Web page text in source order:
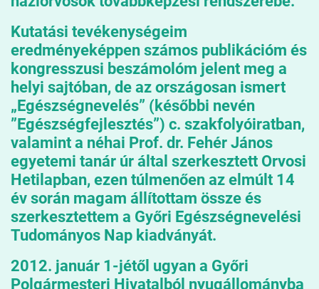
Kutatási tevékenységeim
eredményeképpen számos publikációm és
kongresszusi beszámolóm jelent meg a
helyi sajtóban, de az országosan ismert
„Egészségnevelés” (későbbi nevén
”Egészségfejlesztés”) c. szakfolyóiratban,
valamint a néhai Prof. dr. Fehér János
egyetemi tanár úr által szerkesztett Orvosi
Hetilapban, ezen túlmenően az elmúlt 14
év során magam állítottam össze és
szerkesztettem a Győri Egészségnevelési
Tudományos Nap kiadványát.
2012. január 1-jétől ugyan a Győri
Polgármesteri Hivatalból nyugállományba